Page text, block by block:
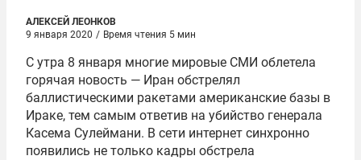
АЛЕКСЕЙ ЛЕОНКОВ
9 января 2020 / Время чтения 5 мин
С утра 8 января многие мировые СМИ облетела
горячая новость — Иран обстрелял
баллистическими ракетами американские базы в
Ираке, тем самым ответив на убийство генерала
Касема Сулеймани. В сети интернет синхронно
появились не только кадры обстрела